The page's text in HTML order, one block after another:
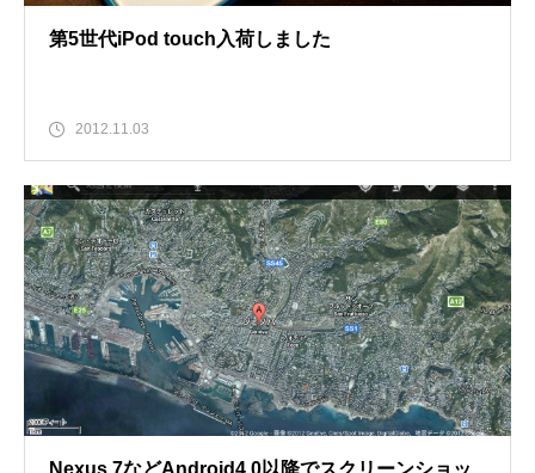
第5世代iPod touch入荷しました
2012.11.03
Nexus 7などAndroid4.0以降でスクリーンショッ